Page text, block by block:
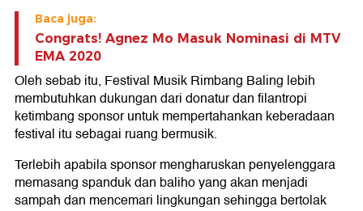
Baca juga:
Congrats! Agnez Mo Masuk Nominasi di MTV
EMA 2020
Oleh sebab itu, Festival Musik Rimbang Baling lebih
membutuhkan dukungan dari donatur dan filantropi
ketimbang sponsor untuk mempertahankan keberadaan
festival itu sebagai ruang bermusik.
Terlebih apabila sponsor mengharuskan penyelenggara
memasang spanduk dan baliho yang akan menjadi
sampah dan mencemari lingkungan sehingga bertolak